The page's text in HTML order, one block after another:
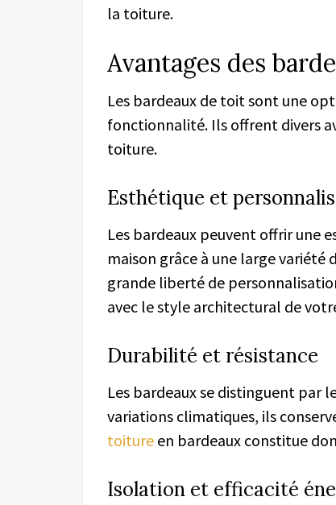
la toiture.
Avantages des
Les bardeaux de toit sont une
fonctionnalité. Ils offrent divers
toiture.
Esthétique et
Les bardeaux peuvent offrir une
maison grâce à une large variété
grande liberté de
avec le style architectural de
Durabilité et résistance
Les bardeaux se distinguent par
variations climatiques, ils
toiture en bardeaux constitue
Isolation et efficacité